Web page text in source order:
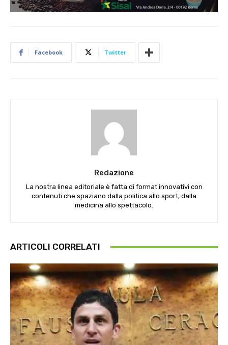
Facebook Twitter
Redazione
La nostra linea editoriale è fatta di format innovativi con
contenuti che spaziano dalla politica allo sport, dalla
medicina allo spettacolo.
ARTICOLI CORRELATI